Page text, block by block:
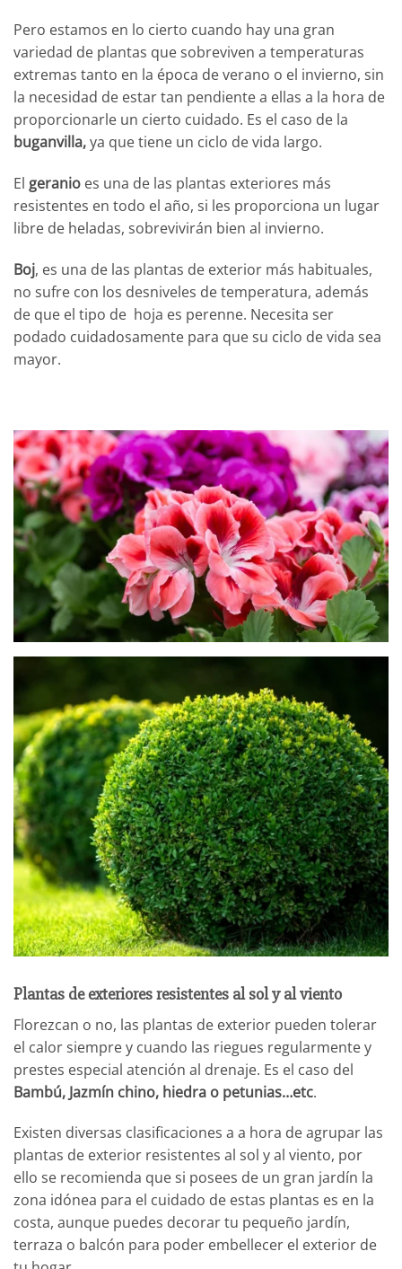
Pero estamos en lo cierto cuando hay una gran
variedad de plantas que sobreviven a temperaturas
extremas tanto en la época de verano o el invierno, sin
la necesidad de estar tan pendiente a ellas a la hora de
proporcionarle un cierto cuidado. Es el caso de la
buganvilla,ya que tiene un ciclo de vida largo.
El geranio es una de las plantas exteriores más
resistentes en todo el año, si les proporciona un lugar
libre de heladas, sobrevivirán bien al invierno.
Boj, es una de las plantas de exterior más habituales,
no sufre con los desniveles de temperatura, además
de que el tipo de hoja es perenne. Necesita ser
podado cuidadosamente para que su ciclo de vida sea
mayor.
Plantas de exteriores resistentes al sol y al viento
Florezcan o no, las plantas de exterior pueden tolerar
el calor siempre y cuando las riegues regularmente y
prestes especial atención al drenaje. Es el caso del
Bambú, Jazmín chino, hiedra o petunias…etc.
Existen diversas clasificaciones a a hora de agrupar las
plantas de exterior resistentes al sol y al viento, por
ello se recomienda que si posees de un gran jardín la
zona idónea para el cuidado de estas plantas es en la
costa, aunque puedes decorar tu pequeño jardín,
terraza o balcón para poder embellecer el exterior de